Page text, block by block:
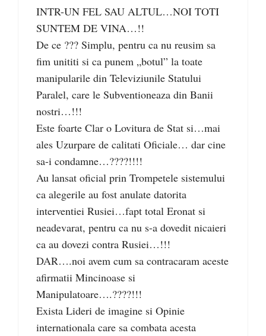
INTR-UN FEL SAU ALTUL…NOI TOTI
SUNTEM DE VINA…!!
De ce ??? Simplu, pentru ca nu reusim sa
fim unititi si ca punem „botul” la toate
manipularile din Televiziunile Statului
Paralel, care le Subventioneaza din Banii
nostri…!!!
Este foarte Clar o Lovitura de Stat si…mai
ales Uzurpare de calitati Oficiale… dar cine
sa-i condamne…????!!!!
Au lansat oficial prin Trompetele sistemului
ca alegerile au fost anulate datorita
interventiei Rusiei…fapt total Eronat si
neadevarat, pentru ca nu s-a dovedit nicaieri
ca au dovezi contra Rusiei…!!!
DAR….noi avem cum sa contracaram aceste
afirmatii Mincinoase si
Manipulatoare….????!!!
Exista Lideri de imagine si Opinie
internationala care sa combata acesta